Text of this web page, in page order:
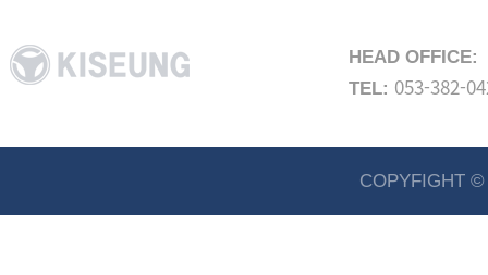
HEAD OFFICE:
TEL: 053-382-
COPYFIGHT ©